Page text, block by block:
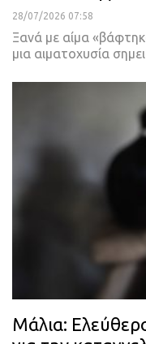
28/07/2026 07:58
Ξανά με αίμα
μια αιματοχυσία
Μάλια: